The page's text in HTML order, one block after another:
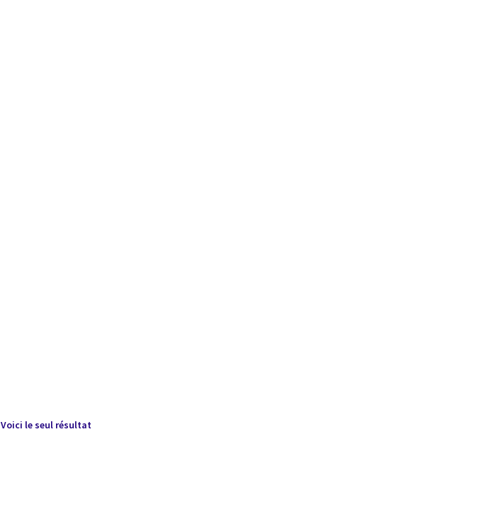
Voici le seul résultat